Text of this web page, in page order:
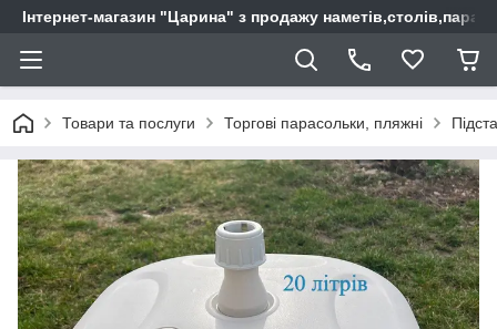
Інтернет-магазин "Царина" з продажу
Товари та послуги Торгові парасольки, пляжні